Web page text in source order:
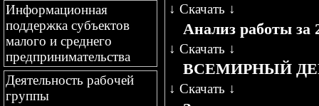
Информационная
поддержка субъектов
малого и среднего
предпринимательства
Деятельность рабочей
группы
↓ Скачать ↓
Анализ работы за
↓ Скачать ↓
ВСЕМИРНЫЙ
↓ Скачать ↓